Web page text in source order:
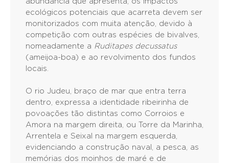
ecológicos potenciais que acarreta devem ser
monitorizados com muita atenção, devido à
competição com outras espécies de bivalves,
nomeadamente a Ruditapes decussatus
(ameijoa-boa) e ao revolvimento dos fundos
locais.
O rio Judeu, braço de mar que entra terra
dentro, expressa a identidade ribeirinha de
povoações tão distintas como Corroios e
Amora na margem direita, ou Torre da Marinha,
Arrentela e Seixal na margem esquerda,
evidenciando a construção naval, a pesca, as
memórias dos moinhos de maré e de